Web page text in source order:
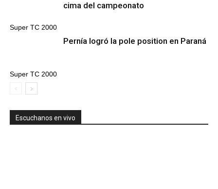
Super TC 2000
cima del campeonato
Super TC 2000
Pernía logró la pole position en Paraná
Escuchanos en vivo